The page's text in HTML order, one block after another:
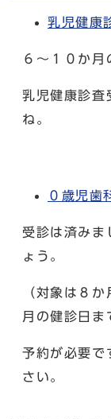
乳児健康
６～１０か月
乳児健康診査
ね。
０歳児歯
受診は済みま
ょう。
（対象は８
月の健診日ま
予約が必要で
さい。